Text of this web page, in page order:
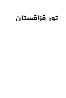
تور قزاقستان